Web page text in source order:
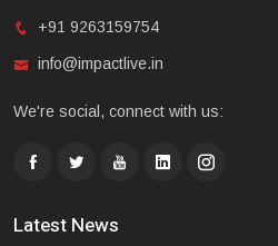
+91 9263159754
info@impactlive.in
We're social, connect with us:
Latest News